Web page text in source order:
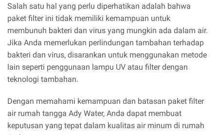
Salah satu hal yang perlu diperhatikan adalah bahwa
paket filter ini tidak memiliki kemampuan untuk
membunuh bakteri dan virus yang mungkin ada dalam air.
Jika Anda memerlukan perlindungan tambahan terhadap
bakteri dan virus, disarankan untuk menggunakan metode
lain seperti penggunaan lampu UV atau filter dengan
teknologi tambahan.
Dengan memahami kemampuan dan batasan paket filter
air rumah tangga Ady Water, Anda dapat membuat
keputusan yang tepat dalam kualitas air minum di rumah